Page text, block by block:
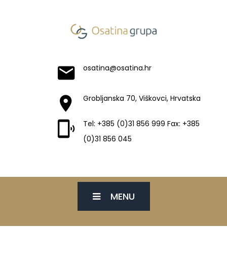
osatina@osatina.hr
Grobljanska 70, Viškovci, Hrvatska
Tel: +385 (0)31 856 999 Fax: +385
(0)31 856 045
MENU